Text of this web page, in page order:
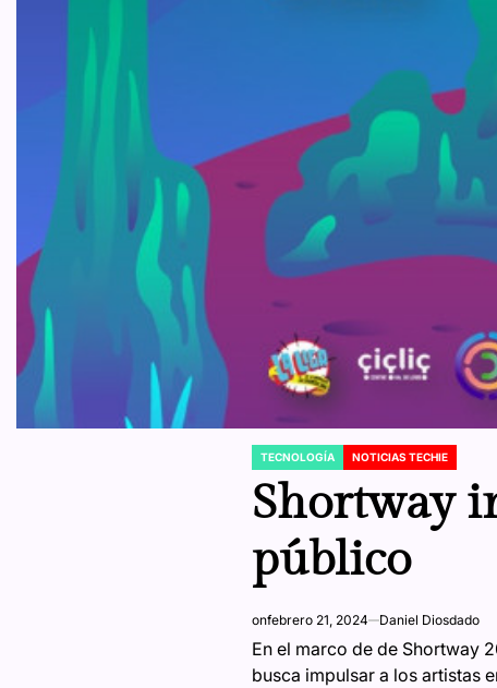
POSTED
TECNOLOGÍA NOTICIAS TECHIE
Shortway
público
onfebrero 21, 2024 Daniel Diosdado
En el marco de de Shortway
busca impulsar a los artistas